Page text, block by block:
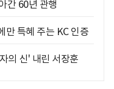
간 60년 관행
특혜 주는 KC 인증
의 신' 내린 서장훈